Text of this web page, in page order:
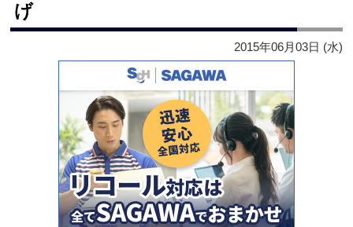
げ
2015年06月03日 (水)